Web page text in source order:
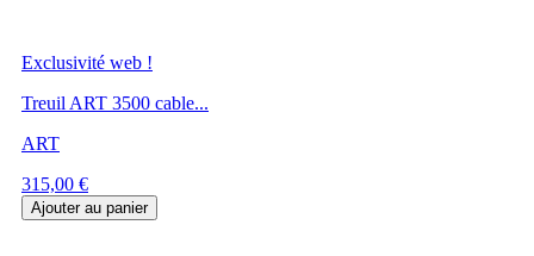
Exclusivité web !
Treuil ART 3500 cable...
ART
Prix
315,00 €
Ajouter au panier